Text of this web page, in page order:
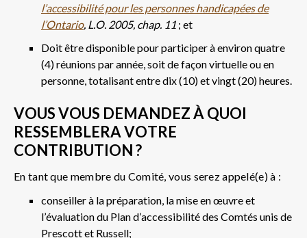
l’accessibilité pour les personnes handicapées de
l’Ontario, L.O. 2005, chap. 11 ; et
Doit être disponible pour participer à environ quatre
(4) réunions par année, soit de façon virtuelle ou en
personne, totalisant entre dix (10) et vingt (20) heures.
VOUS VOUS DEMANDEZ À QUOI
RESSEMBLERA VOTRE
CONTRIBUTION ?
En tant que membre du Comité, vous serez appelé(e) à :
conseiller à la préparation, la mise en œuvre et
l’évaluation du Plan d’accessibilité des Comtés unis de
Prescott et Russell;